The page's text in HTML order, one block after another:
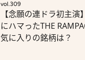
vol.309
【念願の連ドラ初主演
にハマったTHE
気に入りの銘柄は？